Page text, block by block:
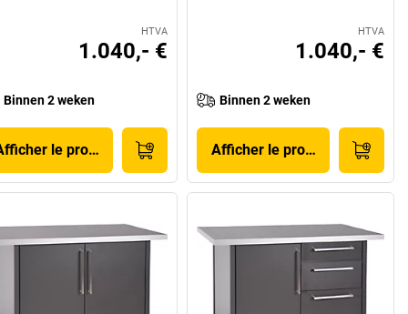
HTVA
1.040,- €
Binnen 2 weken
le produit
HTVA
1.040,- €
Binnen 2 weken
Afficher le produit